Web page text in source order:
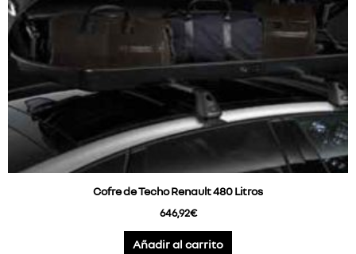
Cofre de Techo Renault 480 Litros
646,92€
Añadir al carrito